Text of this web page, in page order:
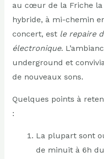
au cœur de la Friche la
hybride, à mi-chemin
concert, est le repaire
électronique.
underground et
de nouveaux sons.
Quelques points à
:
La plupart sont
de minuit à 6h